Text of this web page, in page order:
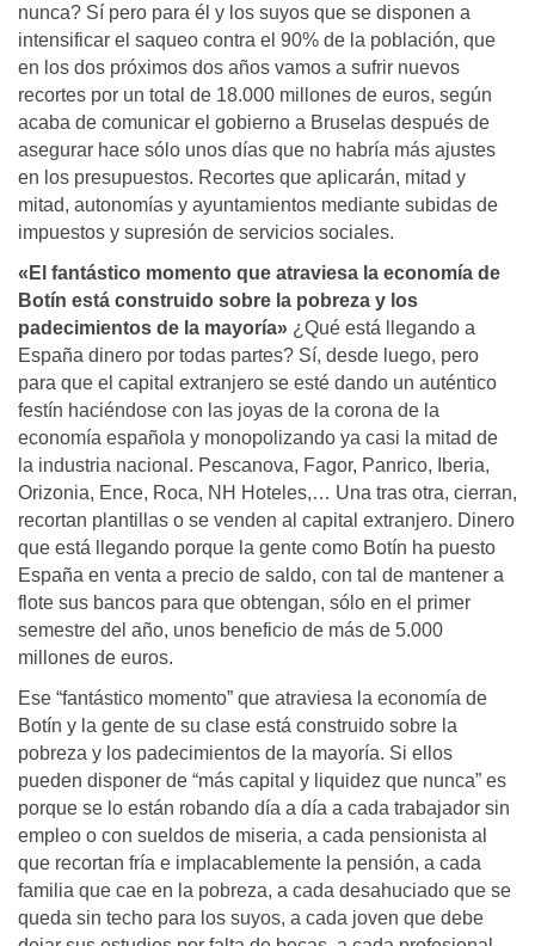
nunca? Sí pero para él y los suyos que se disponen a
intensificar el saqueo contra el 90% de la población, que
en los dos próximos dos años vamos a sufrir nuevos
recortes por un total de 18.000 millones de euros, según
acaba de comunicar el gobierno a Bruselas después de
asegurar hace sólo unos días que no habría más ajustes
en los presupuestos. Recortes que aplicarán, mitad y
mitad, autonomías y ayuntamientos mediante subidas de
impuestos y supresión de servicios sociales.
«El fantástico momento que atraviesa la economía de
Botín está construido sobre la pobreza y los
padecimientos de la mayoría» ¿Qué está llegando a
España dinero por todas partes? Sí, desde luego, pero
para que el capital extranjero se esté dando un auténtico
festín haciéndose con las joyas de la corona de la
economía española y monopolizando ya casi la mitad de
la industria nacional. Pescanova, Fagor, Panrico, Iberia,
Orizonia, Ence, Roca, NH Hoteles,… Una tras otra, cierran,
recortan plantillas o se venden al capital extranjero. Dinero
que está llegando porque la gente como Botín ha puesto
España en venta a precio de saldo, con tal de mantener a
flote sus bancos para que obtengan, sólo en el primer
semestre del año, unos beneficio de más de 5.000
millones de euros.
Ese “fantástico momento” que atraviesa la economía de
Botín y la gente de su clase está construido sobre la
pobreza y los padecimientos de la mayoría. Si ellos
pueden disponer de “más capital y liquidez que nunca” es
porque se lo están robando día a día a cada trabajador sin
empleo o con sueldos de miseria, a cada pensionista al
que recortan fría e implacablemente la pensión, a cada
familia que cae en la pobreza, a cada desahuciado que se
queda sin techo para los suyos, a cada joven que debe